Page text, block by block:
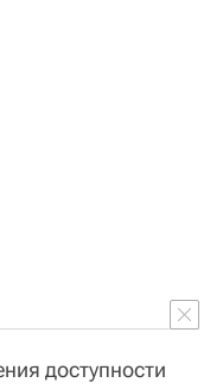
доступности